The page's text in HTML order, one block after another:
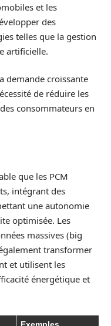
et les
des
telles que la gestion
artificielle.
demande croissante
de réduire les
consommateurs en
que les PCM
intégrant des
une autonomie
optimisée. Les
massives (big
transformer
et utilisent les
énergétique et
Exemples